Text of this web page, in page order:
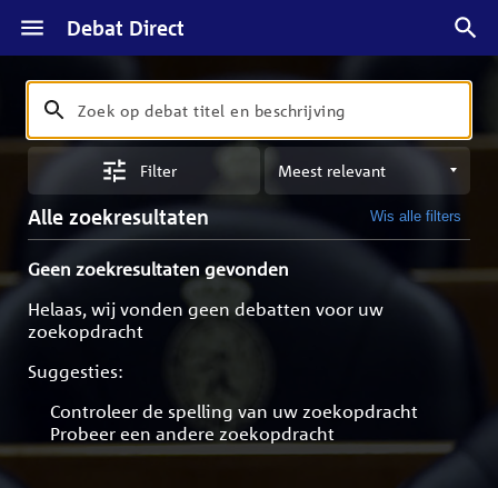
Debat Direct
Zoeken
Zoek
op
en
beschrijving
Filter
Sorteren
op
meest
Alle zoekresultaten Wis alle filters
Geen zoekresultaten gevonden
Helaas, wij vonden geen debatten voor uw
zoekopdracht
Suggesties:
Controleer de spelling van uw zoekopdracht
Probeer een andere zoekopdracht